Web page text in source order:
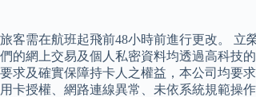
旅客需在航班起飛前48小時前進行更改。 立
們的網上交易及個人私密資料均透過高科技
要求及確實保障持卡人之權益，本公司均要
用卡授權、網路連線異常、未依系統規範操